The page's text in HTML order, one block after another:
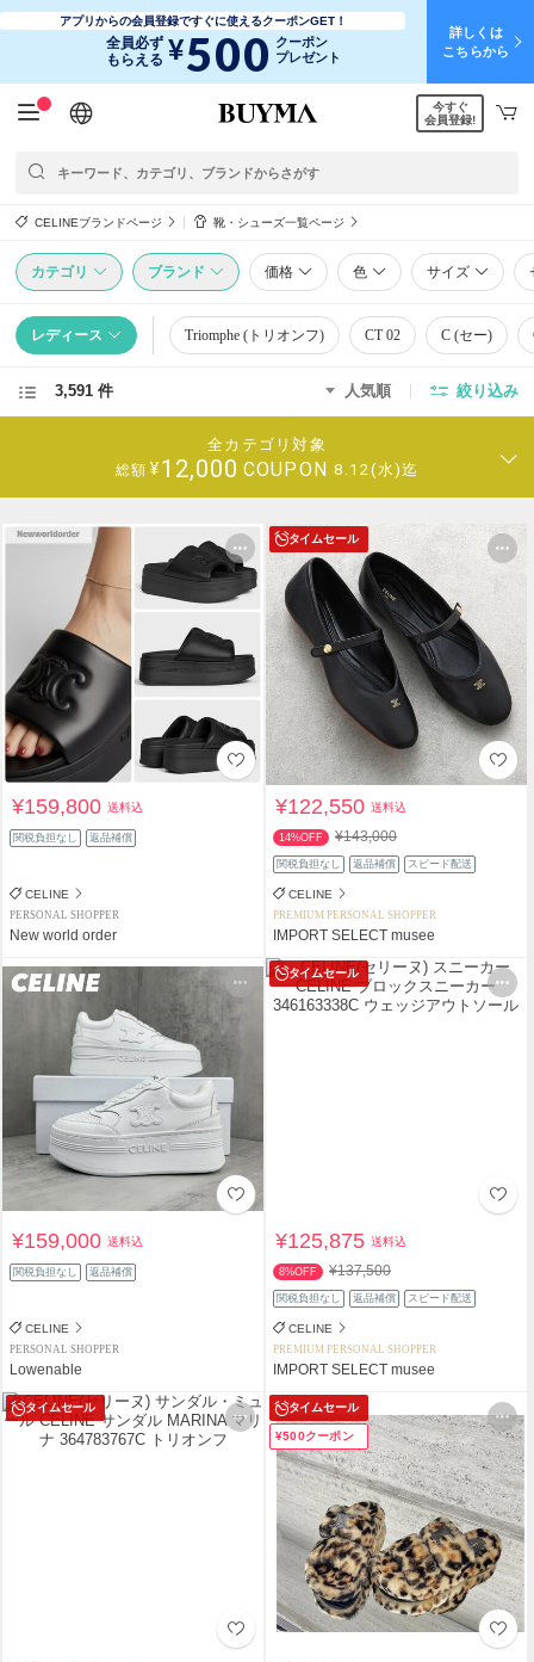
アプリからの会員登録ですぐに使えるクーポンGET！
全員必ず
もらえる ¥500 クーポン
プレゼント
詳しくは
こちらから
日本語
English
简体中文
繁體中文
今すぐ
会員登録!
CELINEブランドページ 靴・シューズ一覧ページ
カテゴリ ブランド 価格 色 サイズ
レディース Triomphe (トリオンフ) CT 02 C (セー)
3,591 件 人気順 絞り込み
全カテゴリ対象
総額 ¥12,000 COUPON 8.12(水)迄
¥159,800送料込
関税負担なし 返品補償
CELINE
PERSONAL SHOPPER
New world order
タイムセール
¥122,550送料込
14%OFF ¥143,000
関税負担なし 返品補償 スピード配送
CELINE
PREMIUM PERSONAL SHOPPER
IMPORT SELECT musee
¥159,000送料込
関税負担なし 返品補償
CELINE
PERSONAL SHOPPER
Lowenable
タイムセール
¥125,875送料込
8%OFF ¥137,500
関税負担なし 返品補償 スピード配送
CELINE
PREMIUM PERSONAL SHOPPER
IMPORT SELECT musee
タイムセール タイムセール
¥500クーポン